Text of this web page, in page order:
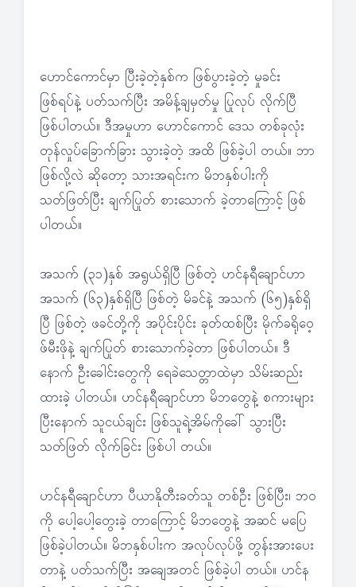
ဟောင်ကောင်မှာ ပြီးခဲ့တဲ့နှစ်က ဖြစ်ပွားခဲ့တဲ့ မှုခင်း
ဖြစ်ရပ်နဲ့ ပတ်သက်ပြီး အမိန့်ချမှတ်မှု ပြုလုပ် လိုက်ပြီ
ဖြစ်ပါတယ်။ ဒီအမှုဟာ ဟောင်ကောင် ဒေသ တစ်ခုလုံး
တုန်လှုပ်ခြောက်ခြား သွားခဲ့တဲ့ အထိ ဖြစ်ခဲ့ပါ တယ်။ ဘာ
ဖြစ်လို့လဲ ဆိုတော့ သားအရင်းက မိဘနှစ်ပါးကို
သတ်ဖြတ်ပြီး ချက်ပြုတ် စားသောက် ခဲ့တာကြောင့် ဖြစ်
ပါတယ်။
အသက် (၃၁)နှစ် အရွယ်ရှိပြီ ဖြစ်တဲ့ ဟင်နရီချောင်ဟာ
အသက် (၆၃)နှစ်ရှိပြီ ဖြစ်တဲ့ မိခင်နဲ့ အသက် (၆၅)နှစ်ရှိ
ပြီ ဖြစ်တဲ့ ဖခင်တို့ကို အပိုင်းပိုင်း ခုတ်ထစ်ပြီး မိုက်ခရိုဝေ့
ဖ်မီးဖိုနဲ့ ချက်ပြုတ် စားသောက်ခဲ့တာ ဖြစ်ပါတယ်။ ဒီ
နောက် ဦးခေါင်းတွေကို ရေခဲသေတ္တာထဲမှာ သိမ်းဆည်း
ထားခဲ့ ပါတယ်။ ဟင်နရီချောင်ဟာ မိဘတွေနဲ့ စကားများ
ပြီးနောက် သူငယ်ချင်း ဖြစ်သူရဲ့အိမ်ကိုခေါ် သွားပြီး
သတ်ဖြတ် လိုက်ခြင်း ဖြစ်ပါ တယ်။
ဟင်နရီချောင်ဟာ ပီယာနိုတီးခတ်သူ တစ်ဦး ဖြစ်ပြီး၊ ဘဝ
ကို ပေါ့ပေါ့တွေးခဲ့ တာကြောင့် မိဘတွေနဲ့ အဆင် မပြေ
ဖြစ်ခဲ့ပါတယ်။ မိဘနှစ်ပါးက အလုပ်လုပ်ဖို့ တွန်းအားပေး
တာနဲ့ ပတ်သက်ပြီး အချေအတင် ဖြစ်ခဲ့ပါ တယ်။ ပာင်န